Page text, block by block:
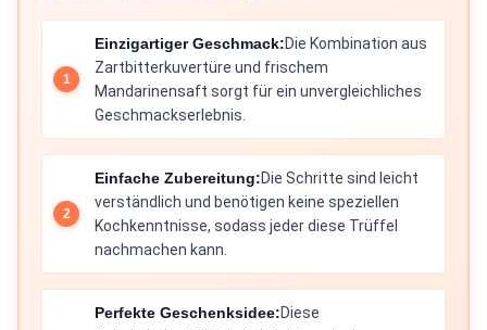
Einzigartiger Geschmack:Die Kombination aus
Zartbitterkuvertüre und frischem
Mandarinensaft sorgt für ein unvergleichliches
Geschmackserlebnis.
Einfache Zubereitung:Die Schritte sind leicht
verständlich und benötigen keine speziellen
Kochkenntnisse, sodass jeder diese Trüffel
nachmachen kann.
Perfekte Geschenksidee:Diese